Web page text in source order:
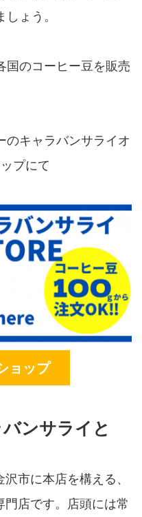
ょう。
国のコーヒー豆を販売
のキャラバンサライオ
プにて
ョップ
ンサライと
市に本店を構える、
店です。店頭には常